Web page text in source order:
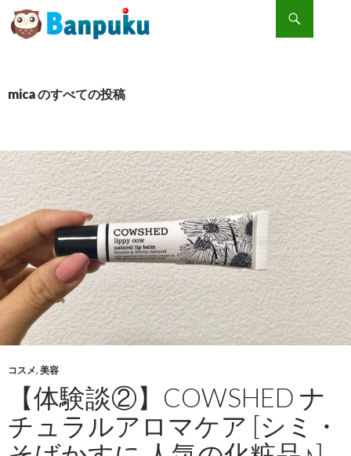
検索
コンテンツへスキップ
mica のすべての投稿
コスメ, 美容
【体験談②】COWSHED ナ
チュラルアロマケア [シミ・